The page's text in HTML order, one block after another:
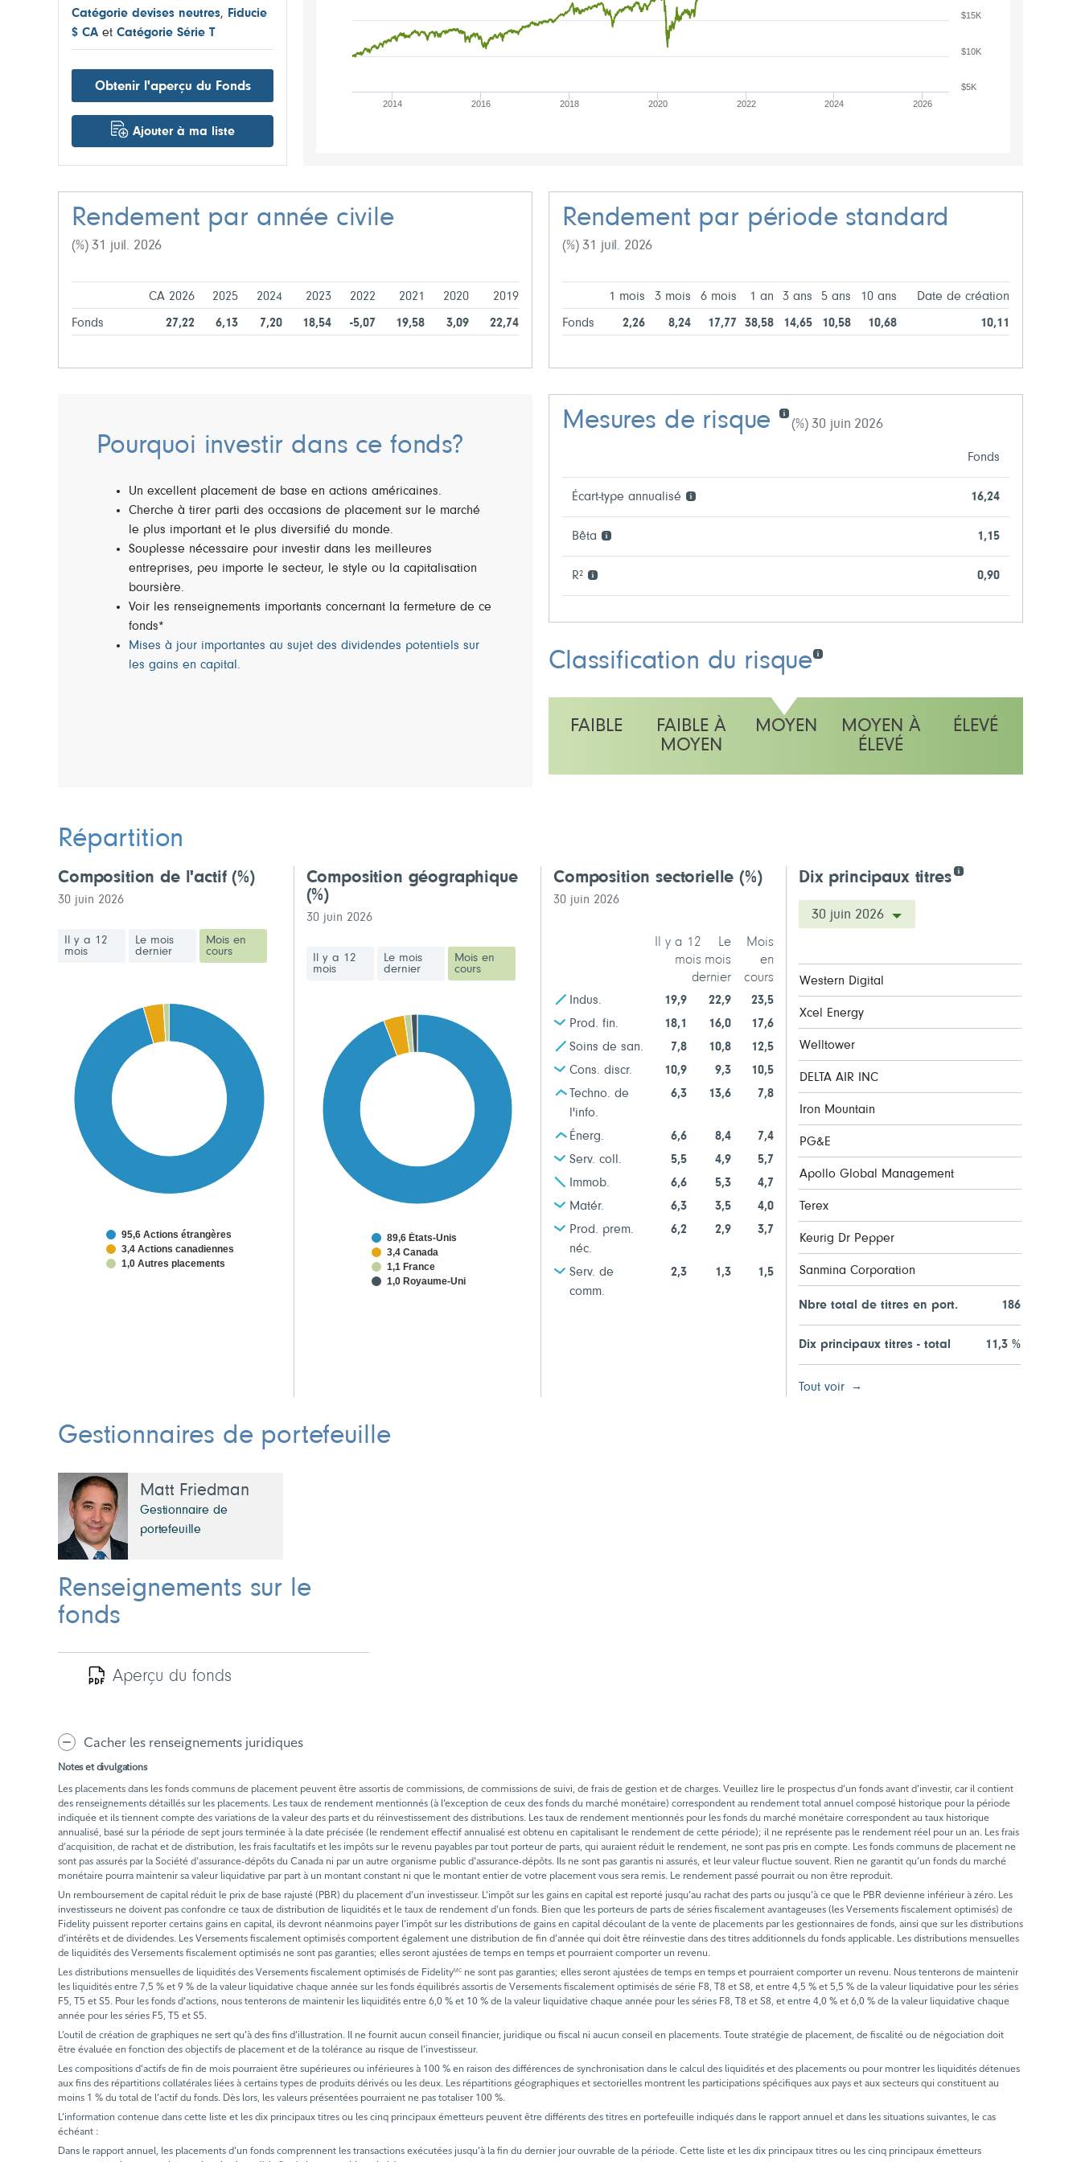
Catégorie devises neutres, Fiducie
$ CA et Catégorie Série T
Obtenir l'aperçu du Fonds
Ajouter à ma liste
2014 2016 2018 2020 2022 2024 2026
$5K
$10K
$15K
Rendement par année civile
(%) 31 juil. 2026
CA 2026 2025 2024 2023 2022 2021 2020 2019
Fonds 27,22 6,13 7,20 18,54 -5,07 19,58 3,09 22,74
Rendement par période standard
(%) 31 juil. 2026
1 mois 3 mois 6 mois 1 an 3 ans 5 ans 10 ans Date de création
Fonds 2,26 8,24 17,77 38,58 14,65 10,58 10,68 10,11
Pourquoi investir dans ce fonds?
Un excellent placement de base en actions américaines.
Cherche à tirer parti des occasions de placement sur le marché
le plus important et le plus diversifié du monde.
Souplesse nécessaire pour investir dans les meilleures
entreprises, peu importe le secteur, le style ou la capitalisation
boursière.
Voir les renseignements importants concernant la fermeture de ce
fonds*
Mises à jour importantes au sujet des dividendes potentiels sur
les gains en capital.
Mesures de risque (%) 30 juin 2026
Fonds
Écart-type annualisé 16,24
Bêta 1,15
R² 0,90
Classification du risque
FAIBLE
FAIBLE À
MOYEN
MOYEN
MOYEN À
ÉLEVÉ
ÉLEVÉ
Répartition
Composition de l'actif(%)
30 juin 2026
Il y a 12
mois
Le mois
dernier
Mois en
cours
95,6 Actions étrangères
3,4 Actions canadiennes
1,0 Autres placements
Composition géographique
(%)
30 juin 2026
Il y a 12
mois
Le mois
dernier
Mois en
cours
89,6 États-Unis
3,4 Canada
1,1 France
1,0 Royaume-Uni
Composition sectorielle(%)
30 juin 2026
Il y a 12
mois
Le
mois
dernier
Mois
en
cours
Indus. 19,9 22,9
23,5
Prod. fin.
18,1 16,0
17,6
Soins de san.
7,8 10,8
12,5
Cons. discr.
10,9 9,3
10,5
Techno. de
l'info.
6,3 13,6 7,8
Énerg. 6,6 8,4
7,4
Serv. coll.
5,5 4,9
5,7
Immob.
6,6 5,3
4,7
Matér.
6,3 3,5
4,0
Prod. prem.
néc.
6,2 2,9 3,7
Serv. de
comm.
2,3 1,3 1,5
Dix principaux titres
30 juin 2026
Western Digital
Xcel Energy
Welltower
DELTA AIR INC
Iron Mountain
PG&E
Apollo Global Management
Terex
Keurig Dr Pepper
Sanmina Corporation
Nbre total de titres en port. 186
Dix principaux titres - total 11,3 %
Tout voir
Gestionnaires de portefeuille
Matt Friedman
Gestionnaire de
portefeuille
Renseignements sur le
fonds
Aperçu du fonds
Cacher les renseignements juridiques
Notes et divulgations
Les placements dans les fonds communs de placement peuvent être assortis de commissions, de commissions de suivi, de frais de gestion et de charges. Veuillez lire le prospectus d’un fonds avant d’investir, car il contient
des renseignements détaillés sur les placements. Les taux de rendement mentionnés (à l’exception de ceux des fonds du marché monétaire) correspondent au rendement total annuel composé historique pour la période
indiquée et ils tiennent compte des variations de la valeur des parts et du réinvestissement des distributions. Les taux de rendement mentionnés pour les fonds du marché monétaire correspondent au taux historique
annualisé, basé sur la période de sept jours terminée à la date précisée (le rendement effectif annualisé est obtenu en capitalisant le rendement de cette période); il ne représente pas le rendement réel pour un an. Les frais
d’acquisition, de rachat et de distribution, les frais facultatifs et les impôts sur le revenu payables par tout porteur de parts, qui auraient réduit le rendement, ne sont pas pris en compte. Les fonds communs de placement ne
sont pas assurés par la Société d'assurance-dépôts du Canada ni par un autre organisme public d'assurance-dépôts. Ils ne sont pas garantis ni assurés, et leur valeur fluctue souvent. Rien ne garantit qu’un fonds du marché
monétaire pourra maintenir sa valeur liquidative par part à un montant constant ni que le montant entier de votre placement vous sera remis. Le rendement passé pourrait ou non être reproduit.
Un remboursement de capital réduit le prix de base rajusté (PBR) du placement d’un investisseur. L’impôt sur les gains en capital est reporté jusqu’au rachat des parts ou jusqu’à ce que le PBR devienne inférieur à zéro. Les
investisseurs ne doivent pas confondre ce taux de distribution de liquidités et le taux de rendement d’un fonds. Bien que les porteurs de parts de séries fiscalement avantageuses (les Versements fiscalement optimisés) de
Fidelity puissent reporter certains gains en capital, ils devront néanmoins payer l’impôt sur les distributions de gains en capital découlant de la vente de placements par les gestionnaires de fonds, ainsi que sur les distributions
d’intérêts et de dividendes. Les Versements fiscalement optimisés comportent également une distribution de fin d’année qui doit être réinvestie dans des titres additionnels du fonds applicable. Les distributions mensuelles
de liquidités des Versements fiscalement optimisés ne sont pas garanties; elles seront ajustées de temps en temps et pourraient comporter un revenu.
Les distributions mensuelles de liquidités des Versements fiscalement optimisés de FidelityMC ne sont pas garanties; elles seront ajustées de temps en temps et pourraient comporter un revenu. Nous tenterons de maintenir
les liquidités entre 7,5 % et 9 % de la valeur liquidative chaque année sur les fonds équilibrés assortis de Versements fiscalement optimisés de série F8, T8 et S8, et entre 4,5 % et 5,5 % de la valeur liquidative pour les séries
F5, T5 et S5. Pour les fonds d’actions, nous tenterons de maintenir les liquidités entre 6,0 % et 10 % de la valeur liquidative chaque année pour les séries F8, T8 et S8, et entre 4,0 % et 6,0 % de la valeur liquidative chaque
année pour les séries F5, T5 et S5.
L’outil de création de graphiques ne sert qu’à des fins d’illustration. Il ne fournit aucun conseil financier, juridique ou fiscal ni aucun conseil en placements. Toute stratégie de placement, de fiscalité ou de négociation doit
être évaluée en fonction des objectifs de placement et de la tolérance au risque de l’investisseur.
Les compositions d’actifs de fin de mois pourraient être supérieures ou inférieures à 100 % en raison des différences de synchronisation dans le calcul des liquidités et des placements ou pour montrer les liquidités détenues
aux fins des répartitions collatérales liées à certains types de produits dérivés ou les deux. Les répartitions géographiques et sectorielles montrent les participations spécifiques aux pays et aux secteurs qui constituent au
moins 1 % du total de l’actif du fonds. Dès lors, les valeurs présentées pourraient ne pas totaliser 100 %.
L’information contenue dans cette liste et les dix principaux titres ou les cinq principaux émetteurs peuvent être différents des titres en portefeuille indiqués dans le rapport annuel et dans les situations suivantes, le cas
échéant :
Dans le rapport annuel, les placements d’un fonds comprennent les transactions exécutées jusqu’à la fin du dernier jour ouvrable de la période. Cette liste et les dix principaux titres ou les cinq principaux émetteurs